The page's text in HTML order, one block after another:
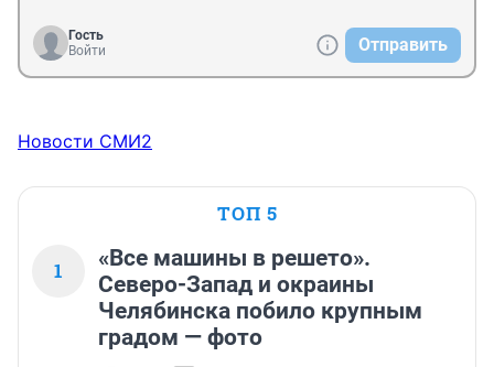
Гость
Войти
Отправить
Новости СМИ2
ТОП 5
1
«Все машины в решето».
Северо-Запад и окраины
Челябинска побило крупным
градом — фото